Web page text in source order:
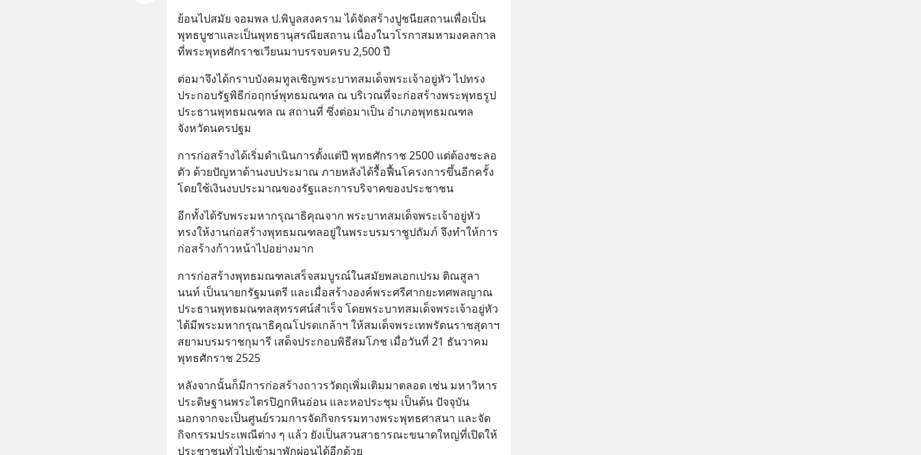
ย้อนไปสมัย จอมพล ป.พิบูลสงคราม ได้จัดสร้างปูชนียสถานเพื่อเป็น
พุทธบูชาและเป็นพุทธานุสรณียสถาน เนื่องในวโรกาสมหามงคลกาล
ที่พระพุทธศักราชเวียนมาบรรจบครบ 2,500 ปี
ต่อมาจึงได้กราบบังคมทูลเชิญพระบาทสมเด็จพระเจ้าอยู่หัว ไปทรง
ประกอบรัฐพิธีก่อฤกษ์พุทธมณฑล ณ บริเวณที่จะก่อสร้างพระพุทธรูป
ประธานพุทธมณฑล ณ สถานที่ ซึ่งต่อมาเป็น อำเภอพุทธมณฑล
จังหวัดนครปฐม
การก่อสร้างได้เริ่มดำเนินการตั้งแต่ปี พุทธศักราช 2500 แต่ต้องชะลอ
ตัว ด้วยปัญหาด้านงบประมาณ ภายหลังได้รื้อฟื้นโครงการขึ้นอีกครั้ง
โดยใช้เงินงบประมาณของรัฐและการบริจาคของประชาชน
อีกทั้งได้รับพระมหากรุณาธิคุณจาก พระบาทสมเด็จพระเจ้าอยู่หัว
ทรงให้งานก่อสร้างพุทธมณฑลอยู่ในพระบรมราชูปถัมภ์ จึงทำให้การ
ก่อสร้างก้าวหน้าไปอย่างมาก
การก่อสร้างพุทธมณฑลเสร็จสมบูรณ์ในสมัยพลเอกเปรม ติณสูลา
นนท์ เป็นนายกรัฐมนตรี และเมื่อสร้างองค์พระศรีศากยะทศพลญาณ
ประธานพุทธมณฑลสุทรรศน์สำเร็จ โดยพระบาทสมเด็จพระเจ้าอยู่หัว
ได้มีพระมหากรุณาธิคุณโปรดเกล้าฯ ให้สมเด็จพระเทพรัตนราชสุดาฯ
สยามบรมราชกุมารี เสด็จประกอบพิธีสมโภช เมื่อวันที่ 21 ธันวาคม
พุทธศักราช 2525
หลังจากนั้นก็มีการก่อสร้างถาวรวัตถุเพิ่มเติมมาตลอด เช่น มหาวิหาร
ประดิษฐานพระไตรปิฎกหินอ่อน และหอประชุม เป็นต้น ปัจจุบัน
นอกจากจะเป็นศูนย์รวมการจัดกิจกรรมทางพระพุทธศาสนา และจัด
กิจกรรมประเพณีต่าง ๆ แล้ว ยังเป็นสวนสาธารณะขนาดใหญ่ที่เปิดให้
ประชาชนทั่วไปเข้ามาพักผ่อนได้อีกด้วย